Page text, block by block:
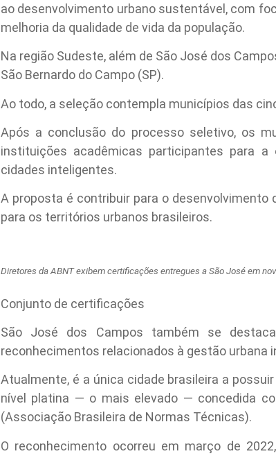
ao desenvolvimento urbano sustentável, com
melhoria da qualidade de vida da população.
Na região Sudeste, além de São José dos
São Bernardo do Campo (SP).
Ao todo, a seleção contempla municípios das
Após a conclusão do processo seletivo, os
instituições acadêmicas participantes para
cidades inteligentes.
A proposta é contribuir para o
para os territórios urbanos brasileiros.
Diretores da ABNT exibem certificações entregues a São José em
Conjunto de certificações
São José dos Campos também se
reconhecimentos relacionados à gestão urbana
Atualmente, é a única cidade brasileira a
nível platina — o mais elevado — concedida
(Associação Brasileira de Normas Técnicas).
O reconhecimento ocorreu em março de